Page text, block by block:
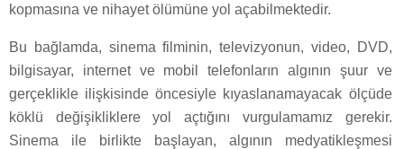
kopmasına ve nihayet ölümüne yol açabilmektedir.
Bu bağlamda, sinema filminin, televizyonun, video, DVD,
bilgisayar, internet ve mobil telefonların algının şuur ve
gerçeklikle ilişkisinde öncesiyle kıyaslanamayacak ölçüde
köklü değişikliklere yol açtığını vurgulamamız gerekir.
Sinema ile birlikte başlayan, algının medyatikleşmesi